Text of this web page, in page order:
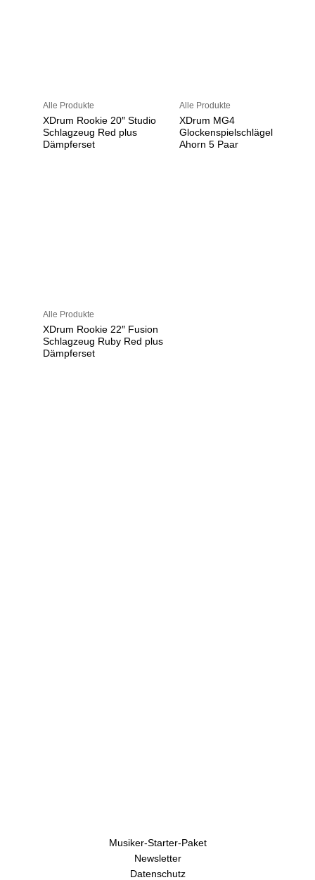
Alle Produkte
XDrum Rookie 20″ Studio
Schlagzeug Red plus
Dämpferset
Alle Produkte
XDrum MG4
Glockenspielschlägel
Ahorn 5 Paar
Alle Produkte
XDrum Rookie 22″ Fusion
Schlagzeug Ruby Red plus
Dämpferset
Musiker-Starter-Paket
Newsletter
Datenschutz